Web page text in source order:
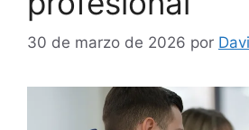
30 de marzo de 2026 por